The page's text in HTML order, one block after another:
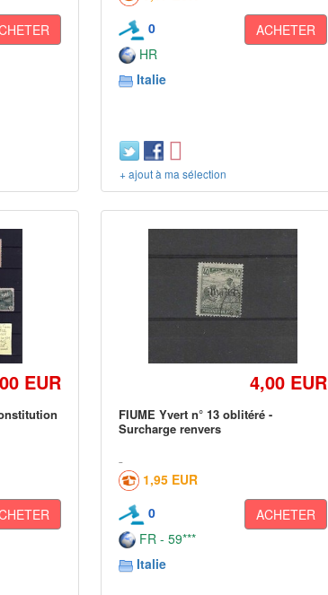
0
ACHETER
HR
Italie
+ ajout à ma sélection
EUR 4,00 EUR
FIUME Yvert n° 13 oblitéré -
Surcharge renvers
1,95 EUR
0
ACHETER
FR - 59***
Italie